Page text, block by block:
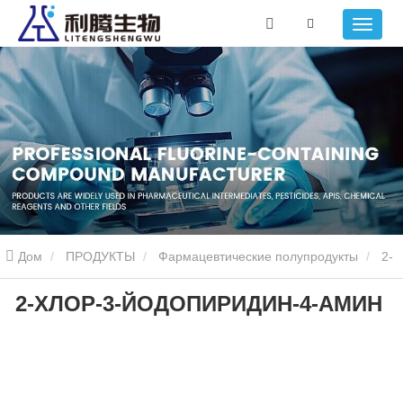
Дом ПРОДУКТЫ Фармацевтические полупродукты
ХЛОР-3-ЙОДОПИРИДИН-4-АМИН
2-ХЛОР-3-ЙОДОПИРИДИН-4-АМИН